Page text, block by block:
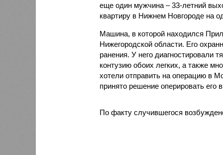
еще один мужчина – 33-летний
квартиру в Нижнем Новгороде на
Машина, в которой находился
Нижегородской области. Его
ранения. У него диагностировали
контузию обоих легких, а также
хотели отправить на операцию в
принято решение оперировать его
По факту случившегося